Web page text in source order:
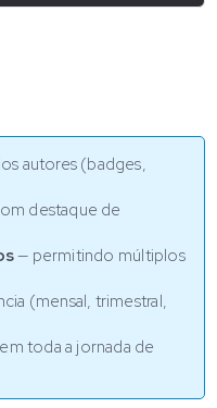
autores (badges,
destaque de
— permitindo múltiplos
(mensal, trimestral,
toda a jornada de